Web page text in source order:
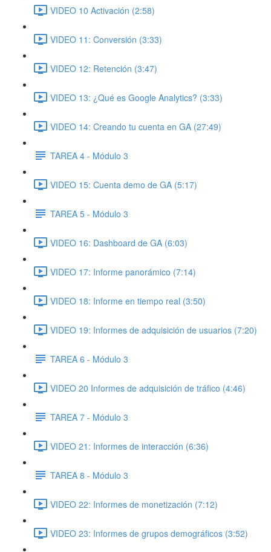
VIDEO 10 Activación (2:58)
VIDEO 11: Conversión (3:33)
VIDEO 12: Retención (3:47)
VIDEO 13: ¿Qué es Google Analytics? (3:33)
VIDEO 14: Creando tu cuenta en GA (27:49)
TAREA 4 - Módulo 3
VIDEO 15: Cuenta demo de GA (5:17)
TAREA 5 - Módulo 3
VIDEO 16: Dashboard de GA (6:03)
VIDEO 17: Informe panorámico (7:14)
VIDEO 18: Informe en tiempo real (3:50)
VIDEO 19: Informes de adquisición de usuarios (7:20)
TAREA 6 - Módulo 3
VIDEO 20 Informes de adquisición de tráfico (4:46)
TAREA 7 - Módulo 3
VIDEO 21: Informes de interacción (6:36)
TAREA 8 - Módulo 3
VIDEO 22: Informes de monetización (7:12)
VIDEO 23: Informes de grupos demográficos (3:52)